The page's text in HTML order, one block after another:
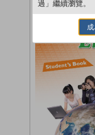
過」繼續瀏覽。